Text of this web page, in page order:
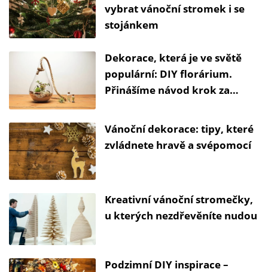
vybrat vánoční stromek i se
stojánkem
Dekorace, která je ve světě
populární: DIY florárium.
Přinášíme návod krok za
Vánoční dekorace: tipy, které
zvládnete hravě a svépomocí
Kreativní vánoční stromečky,
u kterých nezdřevěníte nudou
Podzimní DIY inspirace –